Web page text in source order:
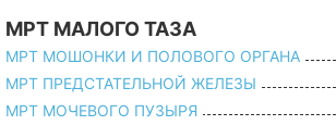
МРТ МАЛОГО ТАЗА
МРТ МОШОНКИ И ПОЛОВОГО ОРГАНА
МРТ ПРЕДСТАТЕЛЬНОЙ ЖЕЛЕЗЫ
МРТ МОЧЕВОГО ПУЗЫРЯ